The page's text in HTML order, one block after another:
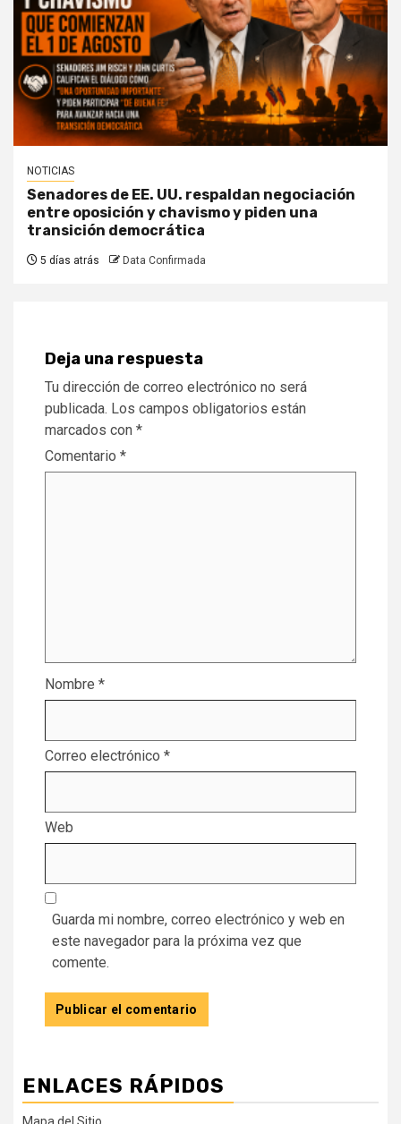
NOTICIAS
Senadores de EE. UU. respaldan negociación
entre oposición y chavismo y piden una
transición democrática
5 días atrás Data Confirmada
Deja una respuesta
Tu dirección de correo electrónico no será
publicada. Los campos obligatorios están
marcados con *
Comentario *
Nombre *
Correo electrónico *
Web
Guarda mi nombre, correo electrónico y web en
este navegador para la próxima vez que
comente.
ENLACES RÁPIDOS